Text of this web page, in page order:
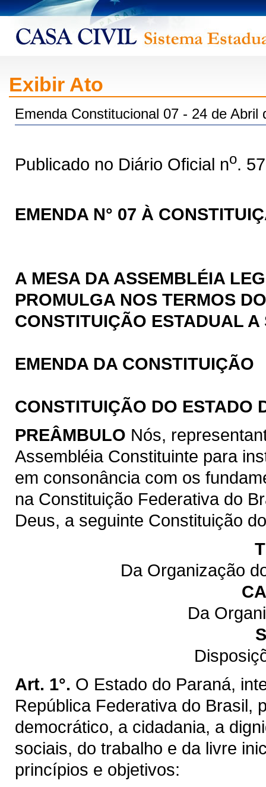
Exibir Ato
Emenda Constitucional 07 - 24 de Abril
Publicado no Diário Oficial no.
EMENDA N° 07 À
A MESA DA ASSEMBLÉIA
PROMULGA NOS TERMOS
CONSTITUIÇÃO ESTADUAL A
EMENDA DA CONSTITUIÇÃO
CONSTITUIÇÃO DO ESTADO
PREÂMBULO Nós,
Assembléia Constituinte para
em consonância com os
na Constituição Federativa do
Deus, a seguinte Constituição
Da Organização
Da
Art. 1°. O Estado do Paraná,
República Federativa do Brasil,
democrático, a cidadania, a
sociais, do trabalho e da livre
princípios e objetivos: